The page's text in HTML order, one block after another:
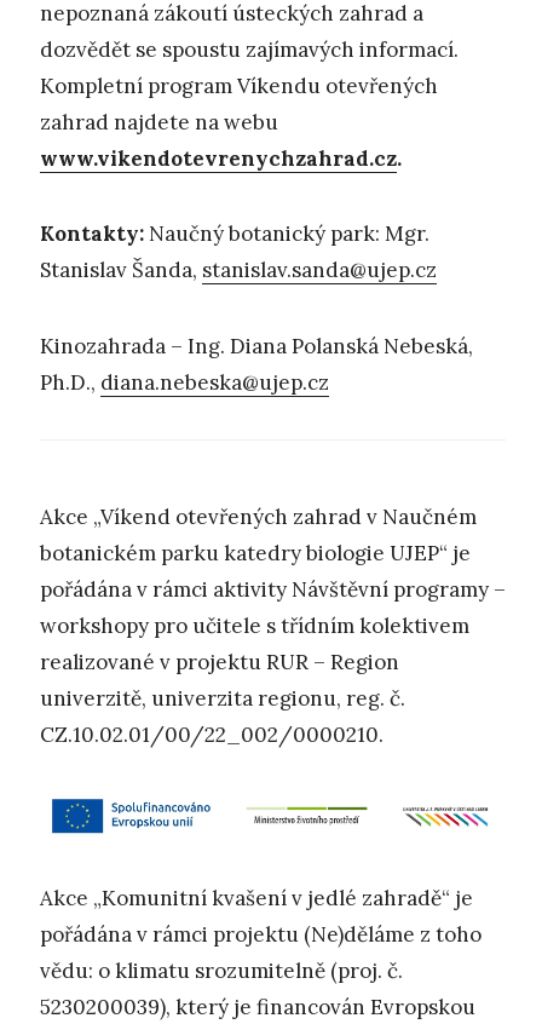
nepoznaná zákoutí ústeckých zahrad a
dozvědět se spoustu zajímavých informací.
Kompletní program Víkendu otevřených
zahrad najdete na webu
www.vikendotevrenychzahrad.cz.
Kontakty: Naučný botanický park: Mgr.
Stanislav Šanda, stanislav.sanda@ujep.cz
Kinozahrada – Ing. Diana Polanská Nebeská,
Ph.D., diana.nebeska@ujep.cz
Akce „Víkend otevřených zahrad v Naučném
botanickém parku katedry biologie UJEP“ je
pořádána v rámci aktivity Návštěvní programy –
workshopy pro učitele s třídním kolektivem
realizované v projektu RUR – Region
univerzitě, univerzita regionu, reg. č.
CZ.10.02.01/00/22_002/0000210.
Akce „Komunitní kvašení v jedlé zahradě“ je
pořádána v rámci projektu (Ne)děláme z toho
vědu: o klimatu srozumitelně (proj. č.
5230200039), který je financován Evropskou